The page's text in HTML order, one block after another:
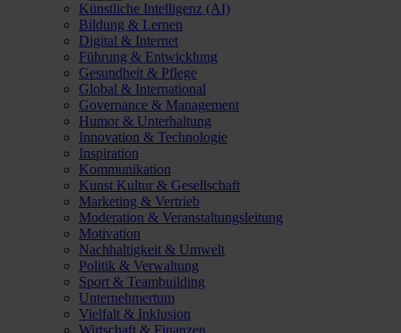
Künstliche Intelligenz (AI)
Bildung & Lernen
Digital & Internet
Führung & Entwicklung
Gesundheit & Pflege
Global & International
Governance & Management
Humor & Unterhaltung
Innovation & Technologie
Inspiration
Kommunikation
Kunst Kultur & Gesellschaft
Marketing & Vertrieb
Moderation & Veranstaltungsleitung
Motivation
Nachhaltigkeit & Umwelt
Politik & Verwaltung
Sport & Teambuilding
Unternehmertum
Vielfalt & Inklusion
Wirtschaft & Finanzen